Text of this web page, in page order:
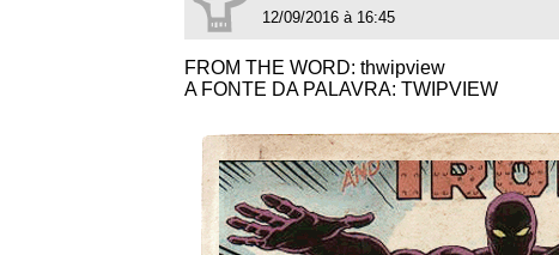
12/09/2016 à 16:45
FROM THE WORD: thwipview
A FONTE DA PALAVRA: TWIPVIEW